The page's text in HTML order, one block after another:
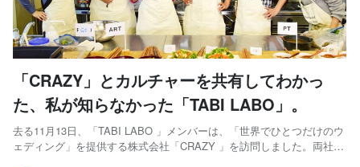
「CRAZY」とカルチャーを共有してわかっ
た、私が知らなかった「TABI LABO」。
去る11月13日、「TABI LABO 」メンバーは、「世界でひとつだけのウ
ェディング」を提供する株式会社「CRAZY 」を訪問しました。両社の